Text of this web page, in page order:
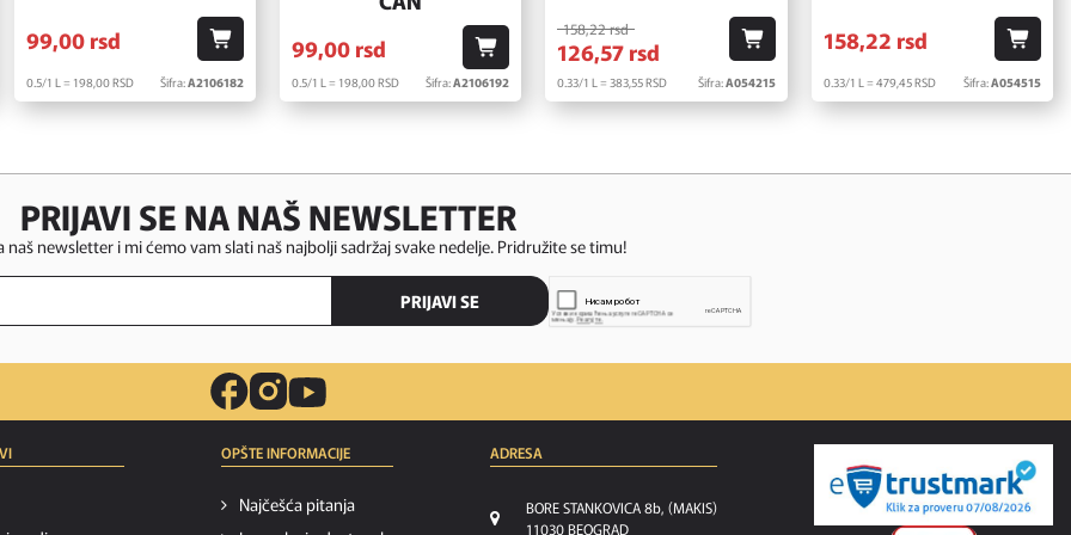
99,00 rsd
0.5/1 L = 198,00RSD Šifra:A2106182
99,00rsd
0.5/1 L = 198,00RSD Šifra:A2106192
158,22rsd
126,57rsd
0.33/1 L = 383,55RSD Šifra:A054215
158,22 rsd
0.33/1 L = 479,45RSD Šifra:A054515
PRIJAVI SE NA NAŠ NEWSLETTER
naš newsletter i mi ćemo vam slati naš najbolji sadržaj svake nedelje. Pridružite se timu!
PRIJAVI SE
OPŠTE INFORMACIJE
Najčešća pitanja
ADRESA
BORE STANKOVICA 8b, (MAKIS)
11030 BEOGRAD